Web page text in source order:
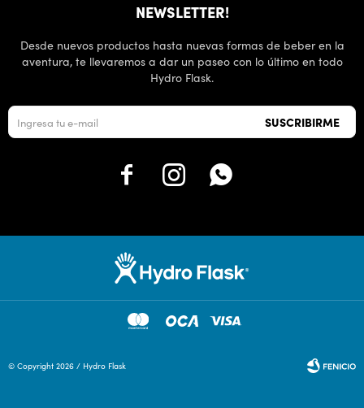
NEWSLETTER!
Desde nuevos productos hasta nuevas formas de beber en la
aventura, te llevaremos a dar un paseo con lo último en todo
Hydro Flask.
SUSCRIBIRME
  
© Copyright 2026 / Hydro Flask